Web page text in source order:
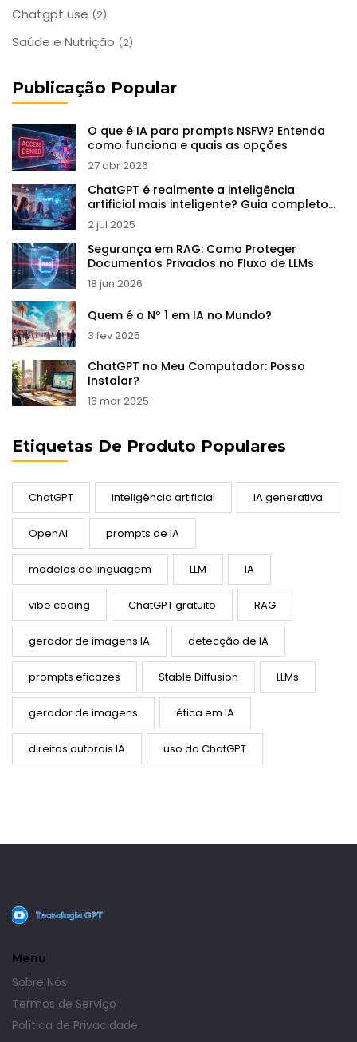
Chatgpt use (2)
Saúde e Nutrição (2)
Publicação Popular
O que é IA para prompts NSFW? Entenda
como funciona e quais as opções
27 abr 2026
ChatGPT é realmente a inteligência
artificial mais inteligente? Guia completo
2025
2 jul 2025
Segurança em RAG: Como Proteger
Documentos Privados no Fluxo de LLMs
18 jun 2026
Quem é o Nº 1 em IA no Mundo?
3 fev 2025
ChatGPT no Meu Computador: Posso
Instalar?
16 mar 2025
Etiquetas De Produto Populares
ChatGPT inteligência artificial IA generativa
OpenAI prompts de IA
modelos de linguagem LLM IA
vibe coding ChatGPT gratuito RAG
gerador de imagens IA detecção de IA
prompts eficazes Stable Diffusion LLMs
gerador de imagens ética em IA
direitos autorais IA uso do ChatGPT
Menu
Sobre Nós
Termos de Serviço
Política de Privacidade